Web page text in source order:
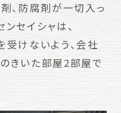
、防腐剤が一切入っ
セイシャは、
けないよう、会社
きいた部屋2部屋で